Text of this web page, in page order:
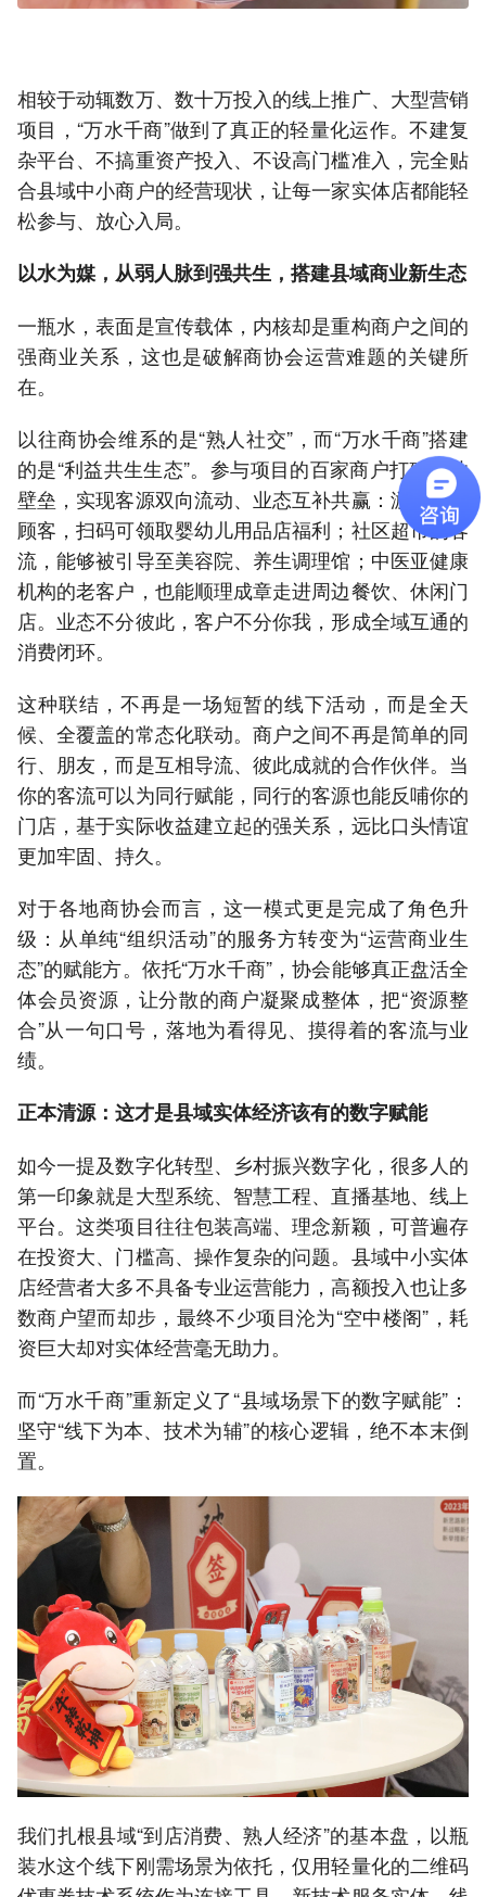
相较于动辄数万、数十万投入的线上推广、大型营销
项目，“万水千商”做到了真正的轻量化运作。不建复
杂平台、不搞重资产投入、不设高门槛准入，完全贴
合县域中小商户的经营现状，让每一家实体店都能轻
松参与、放心入局。
以水为媒，从弱人脉到强共生，搭建县域商业新生态
一瓶水，表面是宣传载体，内核却是重构商户之间的
强商业关系，这也是破解商协会运营难题的关键所
在。
以往商协会维系的是“熟人社交”，而“万水千商”搭建
的是“利益共生生态”。参与项目的百家商户打破行业
壁垒，实现客源双向流动、业态互补共赢：游泳馆的
顾客，扫码可领取婴幼儿用品店福利；社区超市的客
流，能够被引导至美容院、养生调理馆；中医亚健康
机构的老客户，也能顺理成章走进周边餐饮、休闲门
店。业态不分彼此，客户不分你我，形成全域互通的
消费闭环。
这种联结，不再是一场短暂的线下活动，而是全天
候、全覆盖的常态化联动。商户之间不再是简单的同
行、朋友，而是互相导流、彼此成就的合作伙伴。当
你的客流可以为同行赋能，同行的客源也能反哺你的
门店，基于实际收益建立起的强关系，远比口头情谊
更加牢固、持久。
对于各地商协会而言，这一模式更是完成了角色升
级：从单纯“组织活动”的服务方转变为“运营商业生
态”的赋能方。依托“万水千商”，协会能够真正盘活全
体会员资源，让分散的商户凝聚成整体，把“资源整
合”从一句口号，落地为看得见、摸得着的客流与业
绩。
正本清源：这才是县域实体经济该有的数字赋能
如今一提及数字化转型、乡村振兴数字化，很多人的
第一印象就是大型系统、智慧工程、直播基地、线上
平台。这类项目往往包装高端、理念新颖，可普遍存
在投资大、门槛高、操作复杂的问题。县域中小实体
店经营者大多不具备专业运营能力，高额投入也让多
数商户望而却步，最终不少项目沦为“空中楼阁”，耗
资巨大却对实体经营毫无助力。
而“万水千商”重新定义了“县域场景下的数字赋能”：
坚守“线下为本、技术为辅”的核心逻辑，绝不本末倒
置。
我们扎根县域“到店消费、熟人经济”的基本盘，以瓶
装水这个线下刚需场景为依托，仅用轻量化的二维码